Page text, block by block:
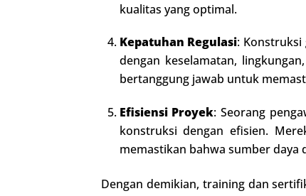
kualitas yang optimal.
Kepatuhan Regulasi:
dengan keselamatan,
bertanggung jawab untuk
Efisiensi Proyek: Seorang
konstruksi dengan efisien.
memastikan bahwa sumber
Dengan demikian, training dan